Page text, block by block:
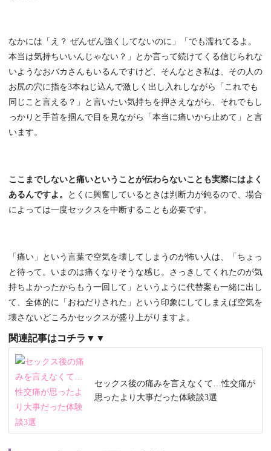
なかには「え？ ぜんぜん強くしてないのに」「でも濡れてるよ。
本当は気持ちいいんじゃない？」とか言って続けてくる信じられな
いようなおバカさんもいるんですけど、そんなとき私は、その人の
お尻の穴に指を3本ねじ込んで激しく出し入れしながら「これでも
同じこと言える？」と言いたい気持ちを押さえながら、それでもし
っかりと手首を掴んで目を見ながら「本当に痛いから止めて」と言
います。
ここまでしないと痛いということが伝わらないことも実際にはよく
あるんですよ。
とくに興奮しているときは判断力が鈍るので、場合
によっては一度セックスを中断することも必要です。
「痛い」という言葉で空気を壊してしまうのが怖い人は、「ちょっ
と待って。いまのは痛くなりそうな感じ。さっきしてくれたのが気
持ちよかったからもう一回して」というように代替案も一緒に出し
て、全体的に「おねだりされた」という印象にしてしまえば空気を
壊さないどころかセックスが盛り上がりますよ。
関連記事はコチラ▼▼
セックス後の痛みを言えなくて…性交痛が
思ったより大事だった体験談3選